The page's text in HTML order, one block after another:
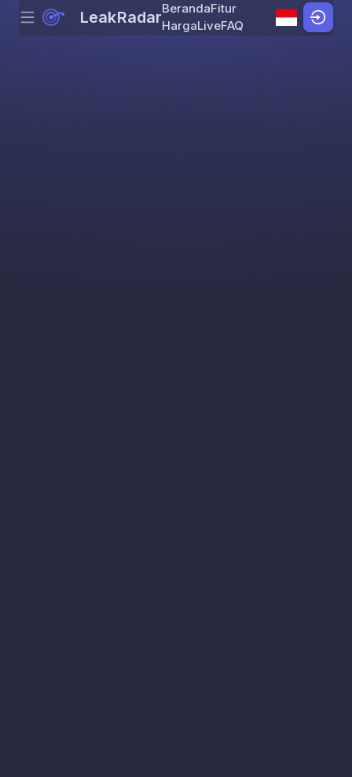
Skip to content
Menu LeakRadarBerandaFitur
HargaLiveFAQ